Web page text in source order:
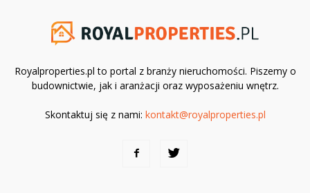
Royalproperties.pl to portal z branży nieruchomości. Piszemy o
budownictwie, jak i aranżacji oraz wyposażeniu wnętrz.
Skontaktuj się z nami: kontakt@royalproperties.pl